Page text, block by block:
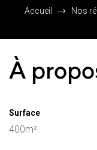
Accueil Nos
À
Surface
400m²